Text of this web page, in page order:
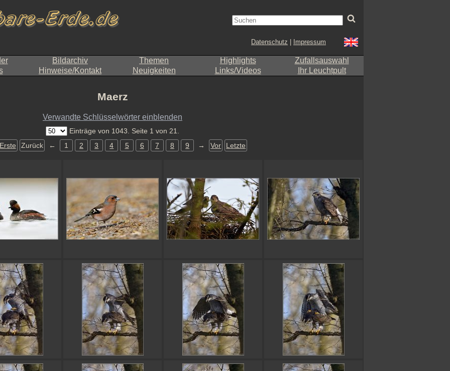
Datenschutz Impressum
Bildarchiv Themen Highlights
Zufallsauswahl
Hinweise/Kontakt Neuigkeiten Links/Videos Ihr Leuchtpult
Maerz
Verwandte Schlüsselwörter einblenden
Einträge von 1043. Seite 1 von 21.
Zurück ← 1 2 3 4 5 6 7 8 9 → Vor Letzte